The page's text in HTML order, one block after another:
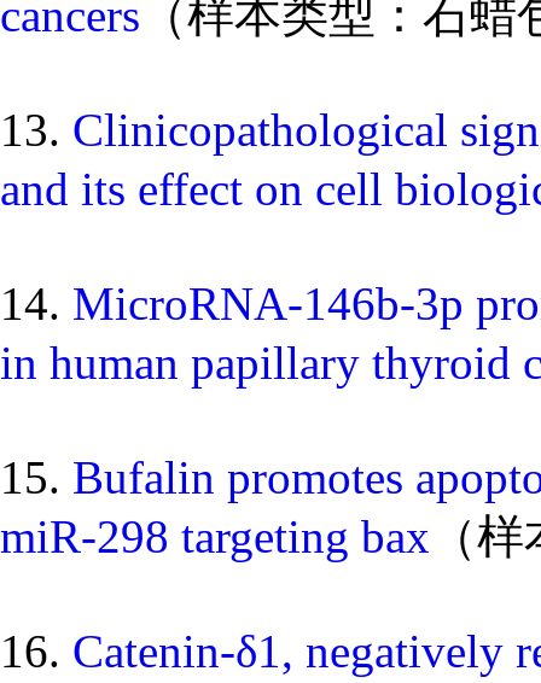
cancers （样本类型：石
13. Clinicopathological
and its effect on cell
14. MicroRNA-146b-3p
in human papillary thyroid
15. Bufalin promotes
miR-298 targeting bax （
16. Catenin-δ1, negatively